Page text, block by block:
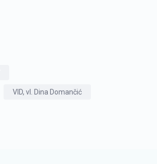
VID, vl. Dina Domančić